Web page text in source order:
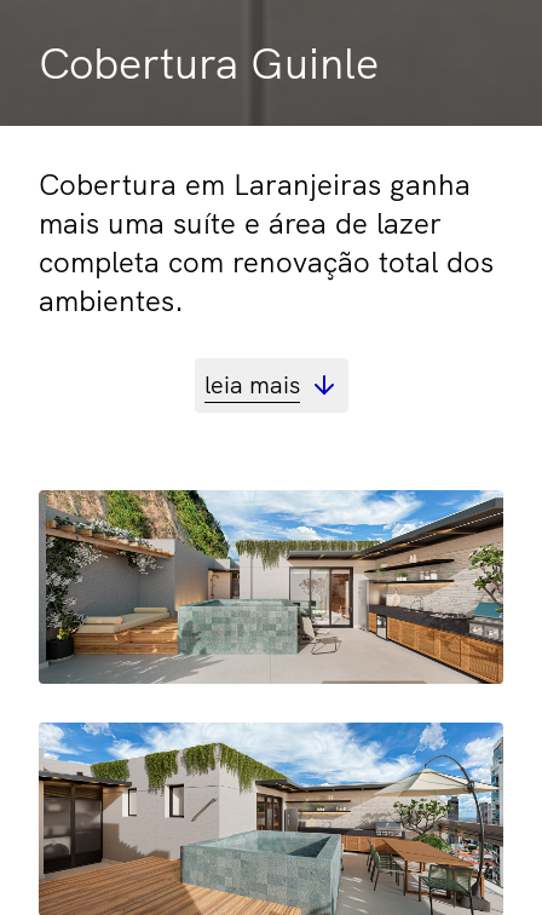
Cobertura Guinle
Cobertura em Laranjeiras ganha
mais uma suíte e área de lazer
completa com renovação total dos
ambientes.
leia mais
ano 2023
área 175 m²
render Mqt. Digital
serviços
Projeto de Arquitetura, Projeto de
Obra, Decoração
Para a Cobertura Guinle foi escolhido o estilo
contemporâneo, o conceito preza pelo estilo e
pela simplicidade nos ambientes, bem como